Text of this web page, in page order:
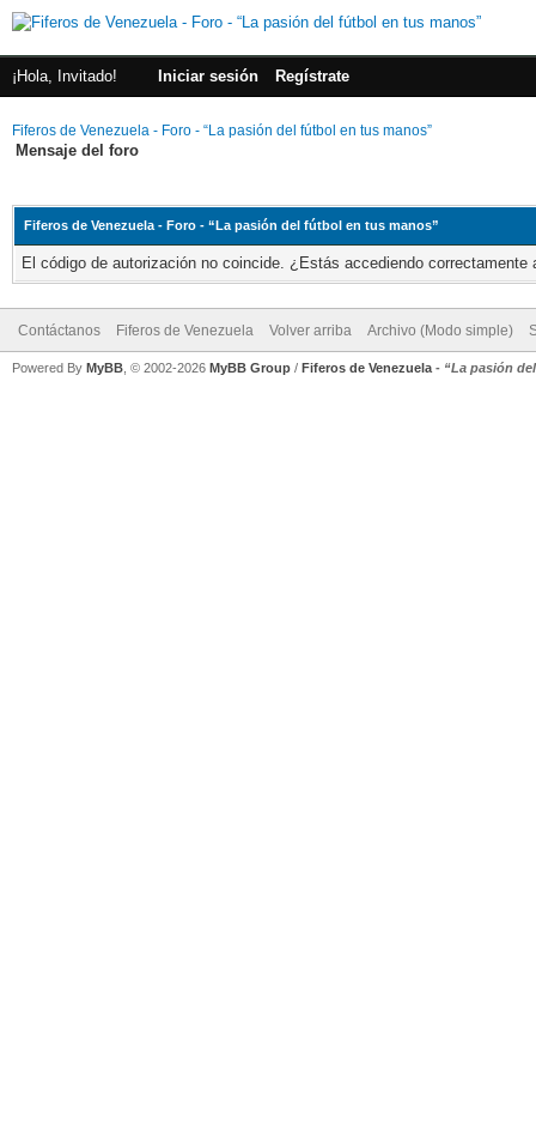
¡Hola, Invitado! Iniciar sesión Regístrate
Fiferos de Venezuela - Foro - “La pasión del fútbol en tus manos”
Mensaje del foro
Fiferos de Venezuela - Foro - “La pasión del fútbol en tus manos”
El código de autorización no coincide. ¿Estás accediendo
Contáctanos Fiferos de Venezuela Volver arriba Archivo (Modo simple)
Powered By MyBB , © 2002-2026 MyBB Group / Fiferos de Venezuela - “La pasión